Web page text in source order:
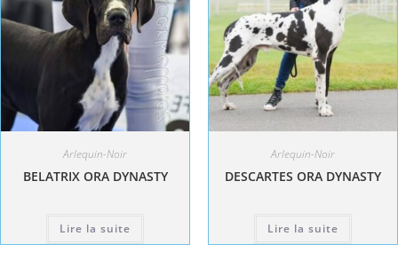
Arlequin-Noir
BELATRIX ORA DYNASTY
Lire la suite
Arlequin-Noir
DESCARTES ORA DYNASTY
Lire la suite